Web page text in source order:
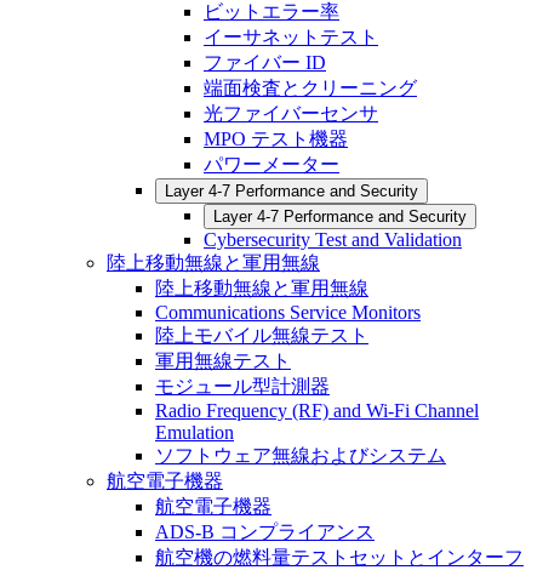
ビットエラー率
イーサネットテスト
ファイバー ID
端面検査とクリーニング
光ファイバーセンサ
MPO テスト機器
パワーメーター
Layer 4-7 Performance and Security
Layer 4-7 Performance and Security
Cybersecurity Test and Validation
陸上移動無線と軍用無線
陸上移動無線と軍用無線
Communications Service Monitors
陸上モバイル無線テスト
軍用無線テスト
モジュール型計測器
Radio Frequency (RF) and Wi-Fi Channel
Emulation
ソフトウェア無線およびシステム
航空電子機器
航空電子機器
ADS-B コンプライアンス
航空機の燃料量テストセットとインターフ